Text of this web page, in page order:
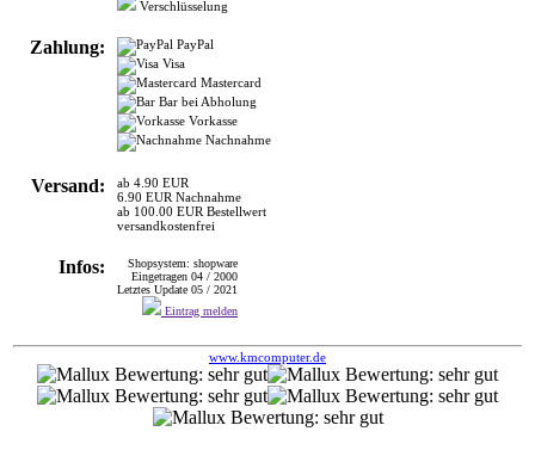
Verschlüsselung
Zahlung:
PayPal
Visa
Mastercard
Bar bei Abholung
Vorkasse
Nachnahme
Versand:
ab 4.90 EUR
6.90 EUR Nachnahme
ab 100.00 EUR Bestellwert
versandkostenfrei
Infos:
Shopsystem: shopware
Eingetragen 04 / 2000
Letztes Update 05 / 2021
Eintrag melden
www.kmcomputer.de